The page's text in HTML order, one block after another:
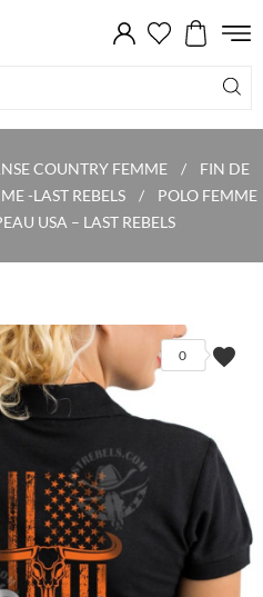
COUNTRY FEMME
FIN DE
-LAST REBELS
POLO FEMME
USA – LAST REBELS
favorite
0